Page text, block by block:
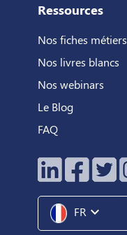
Ressources
Nos fiches métiers
Nos livres blancs
Nos webinars
Le Blog
FAQ
FR expand_more